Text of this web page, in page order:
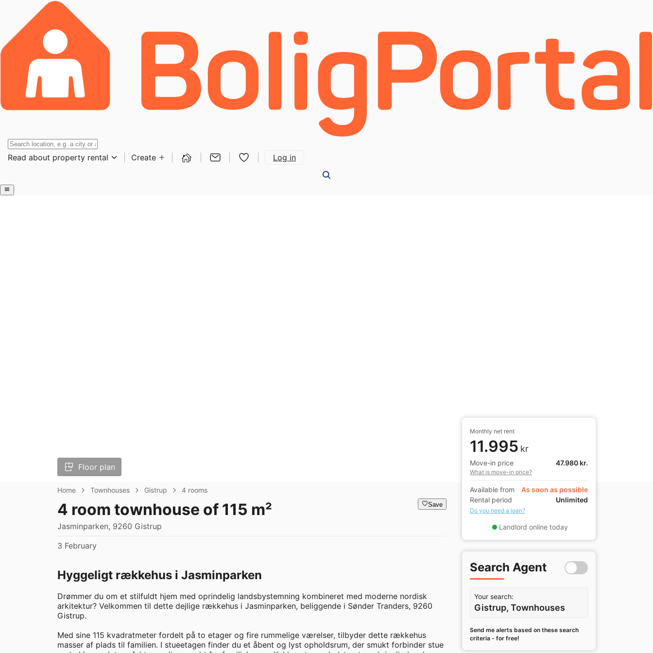
Read about property rental Create Log in
Floor plan
Home Townhouses Gistrup 4 rooms
4 room townhouse of 115 m²
Jasminparken, 9260 Gistrup
Save
3 February
Hyggeligt rækkehus i Jasminparken
Drømmer du om et stilfuldt hjem med oprindelig landsbystemning kombineret med moderne nordisk
arkitektur? Velkommen til dette dejlige rækkehus i Jasminparken, beliggende i Sønder Tranders, 9260
Gistrup.
Med sine 115 kvadratmeter fordelt på to etager og fire rummelige værelser, tilbyder dette rækkehus
masser af plads til familien. I stueetagen finder du et åbent og lyst opholdsrum, der smukt forbinder stue
Monthly net rent
11.995 kr
Move-in price 47.980 kr.
What is move-in price?
Available from
As soon as possible
Rental period
Unlimited
Do you need a loan?
Landlord online today
Search Agent
Your search:
Gistrup, Townhouses
Send me alerts based on these search
criteria - for free!